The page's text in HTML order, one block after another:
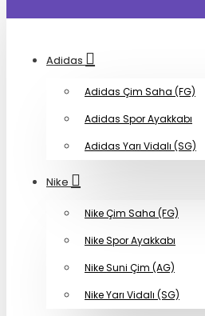
Adidas
Adidas Çim Saha (FG)
Adidas Spor Ayakkabı
Adidas Yarı Vidalı (SG)
Nike
Nike Çim Saha (FG)
Nike Spor Ayakkabı
Nike Suni Çim (AG)
Nike Yarı Vidalı (SG)